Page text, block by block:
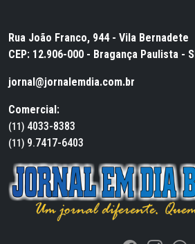
Rua João Franco, 944 - Vila Bernadete
CEP: 12.906-000 - Bragança Paulista -
jornal@jornalemdia.com.br
Comercial:
(11) 4033-8383
(11) 9.7417-6403